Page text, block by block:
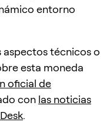
entorno
aspectos técnicos o
esta moneda
oficial de
con las noticias
.